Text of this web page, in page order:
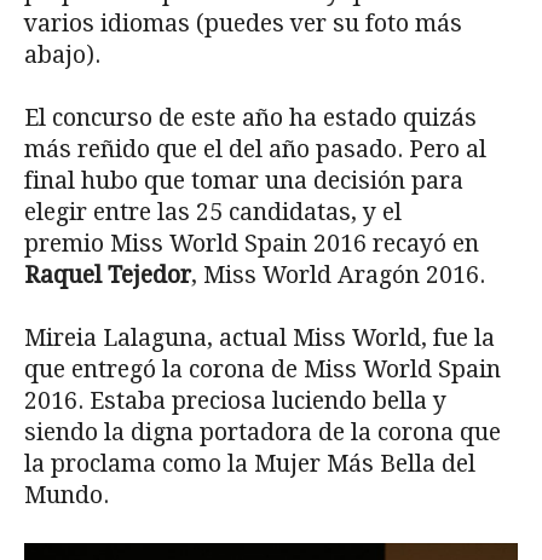
varios idiomas (puedes ver su foto más
abajo).
El concurso de este año ha estado quizás
más reñido que el del año pasado. Pero al
final hubo que tomar una decisión para
elegir entre las 25 candidatas, y el
premio Miss World Spain 2016 recayó en
Raquel Tejedor, Miss World Aragón 2016.
Mireia Lalaguna, actual Miss World, fue la
que entregó la corona de Miss World Spain
2016. Estaba preciosa luciendo bella y
siendo la digna portadora de la corona que
la proclama como la Mujer Más Bella del
Mundo.